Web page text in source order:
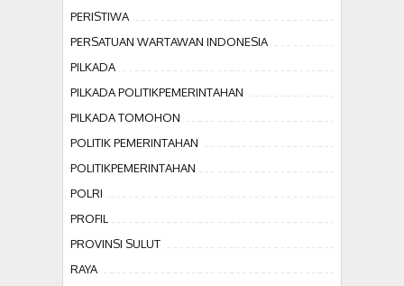
PERISTIWA
PERSATUAN WARTAWAN INDONESIA
PILKADA
PILKADA POLITIKPEMERINTAHAN
PILKADA TOMOHON
POLITIK PEMERINTAHAN
POLITIKPEMERINTAHAN
POLRI
PROFIL
PROVINSI SULUT
RAYA